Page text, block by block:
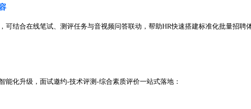
结合在线笔试、测评任务与音视频问答联动，帮助HR快速搭建标准化批量招聘
化升级，面试邀约-技术评测-综合素质评价一站式落地：